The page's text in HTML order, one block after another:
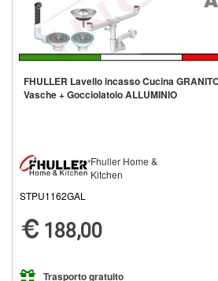
FHULLER Lavello incasso Cucina
Vasche + Gocciolatoio ALLUMINIO
Fhuller Home &
Kitchen
STPU1162GAL
188,00
Trasporto gratuito